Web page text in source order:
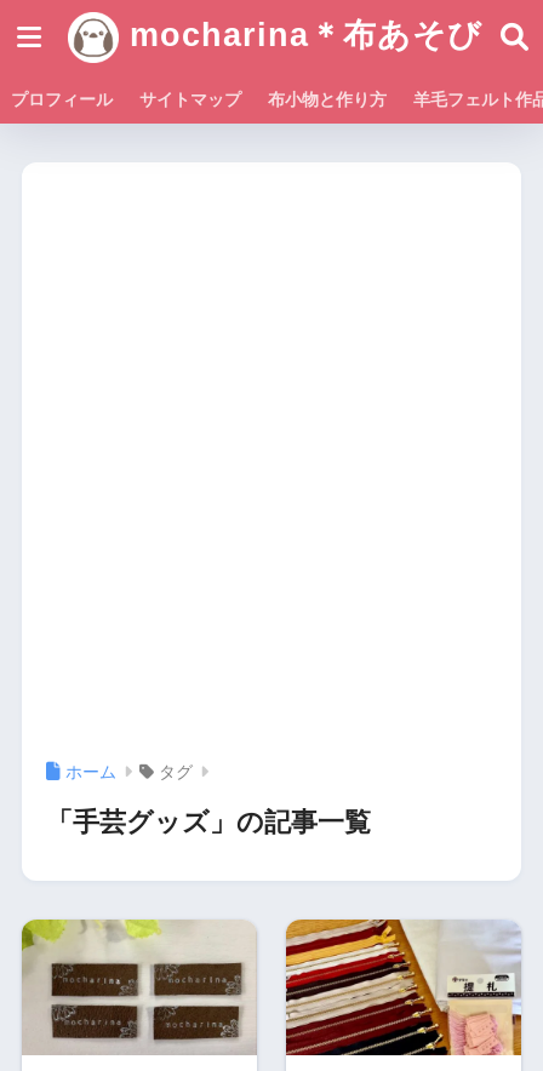
mocharina＊布あそび
プロフィール サイトマップ 布小物と作り方 羊毛フェルト作
ホーム タグ
「手芸グッズ」の記事一覧